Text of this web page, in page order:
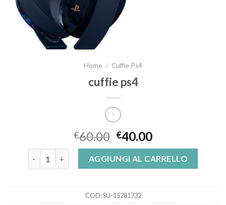
Home / Cuffie Ps4
cuffie ps4
€60.00 €40.00
cuffie ps4 quantitàAGGIUNGI AL CARRELLO
COD:SU-15281732